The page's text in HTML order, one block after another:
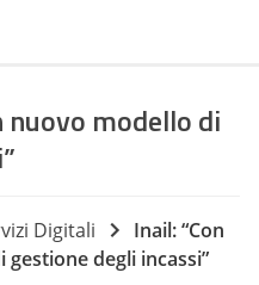
nuovo modello di
Digitali
Inail: “Con
degli incassi”